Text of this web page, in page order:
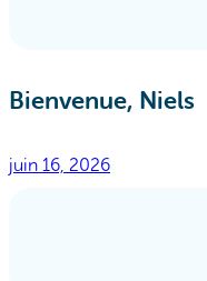
Bienvenue, Niels
juin 16, 2026